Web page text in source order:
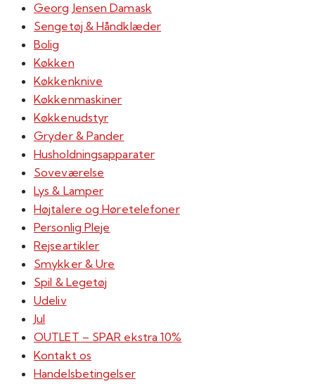
Georg Jensen Damask
Sengetøj & Håndklæder
Bolig
Køkken
Køkkenknive
Køkkenmaskiner
Køkkenudstyr
Gryder & Pander
Husholdningsapparater
Soveværelse
Lys & Lamper
Højtalere og Høretelefoner
Personlig Pleje
Rejseartikler
Smykker & Ure
Spil & Legetøj
Udeliv
Jul
OUTLET – SPAR ekstra 10%
Kontakt os
Handelsbetingelser